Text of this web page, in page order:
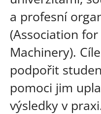
a profesní
(Association
Machinery).
podpořit
pomoci jim
výsledky v